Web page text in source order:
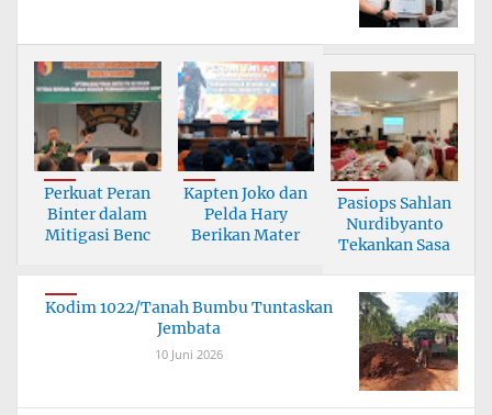
Perkuat Peran
Binter dalam
Mitigasi Benc
Kapten Joko dan
Pelda Hary
Berikan Mater
Pasiops Sahlan
Nurdibyanto
Tekankan Sasa
Kodim 1022/Tanah Bumbu Tuntaskan
Jembata
10 Juni 2026